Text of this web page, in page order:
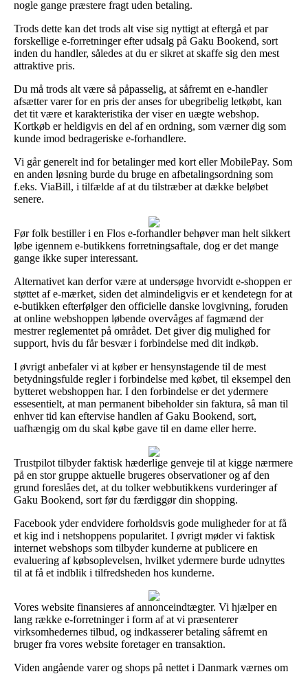
nogle gange præstere fragt uden betaling.
Trods dette kan det trods alt vise sig nyttigt at eftergå et par
forskellige e-forretninger efter udsalg på Gaku Bookend, sort
inden du handler, således at du er sikret at skaffe sig den mest
attraktive pris.
Du må trods alt være så påpasselig, at såfremt en e-handler
afsætter varer for en pris der anses for ubegribelig letkøbt, kan
det tit være et karakteristika der viser en uægte webshop.
Kortkøb er heldigvis en del af en ordning, som værner dig som
kunde imod bedrageriske e-forhandlere.
Vi går generelt ind for betalinger med kort eller MobilePay. Som
en anden løsning burde du bruge en afbetalingsordning som
f.eks. ViaBill, i tilfælde af at du tilstræber at dække beløbet
senere.
Før folk bestiller i en Flos e-forhandler behøver man helt sikkert
løbe igennem e-butikkens forretningsaftale, dog er det mange
gange ikke super interessant.
Alternativet kan derfor være at undersøge hvorvidt e-shoppen er
støttet af e-mærket, siden det almindeligvis er et kendetegn for at
e-butikken efterfølger den officielle danske lovgivning, foruden
at online webshoppen løbende overvåges af fagmænd der
mestrer reglementet på området. Det giver dig mulighed for
support, hvis du får besvær i forbindelse med dit indkøb.
I øvrigt anbefaler vi at køber er hensynstagende til de mest
betydningsfulde regler i forbindelse med købet, til eksempel den
bytteret webshoppen har. I den forbindelse er det ydermere
essesentielt, at man permanent bibeholder sin faktura, så man til
enhver tid kan eftervise handlen af Gaku Bookend, sort,
uafhængig om du skal købe gave til en dame eller herre.
Trustpilot tilbyder faktisk hæderlige genveje til at kigge nærmere
på en stor gruppe aktuelle brugeres observationer og af den
grund foreslåes det, at du tolker webbutikkens vurderinger af
Gaku Bookend, sort før du færdiggør din shopping.
Facebook yder endvidere forholdsvis gode muligheder for at få
et kig ind i netshoppens popularitet. I øvrigt møder vi faktisk
internet webshops som tilbyder kunderne at publicere en
evaluering af købsoplevelsen, hvilket ydermere burde udnyttes
til at få et indblik i tilfredsheden hos kunderne.
Vores website finansieres af annonceindtægter. Vi hjælper en
lang række e-forretninger i form af at vi præsenterer
virksomhedernes tilbud, og indkasserer betaling såfremt en
bruger fra vores website foretager en transaktion.
Viden angående varer og shops på nettet i Danmark værnes om